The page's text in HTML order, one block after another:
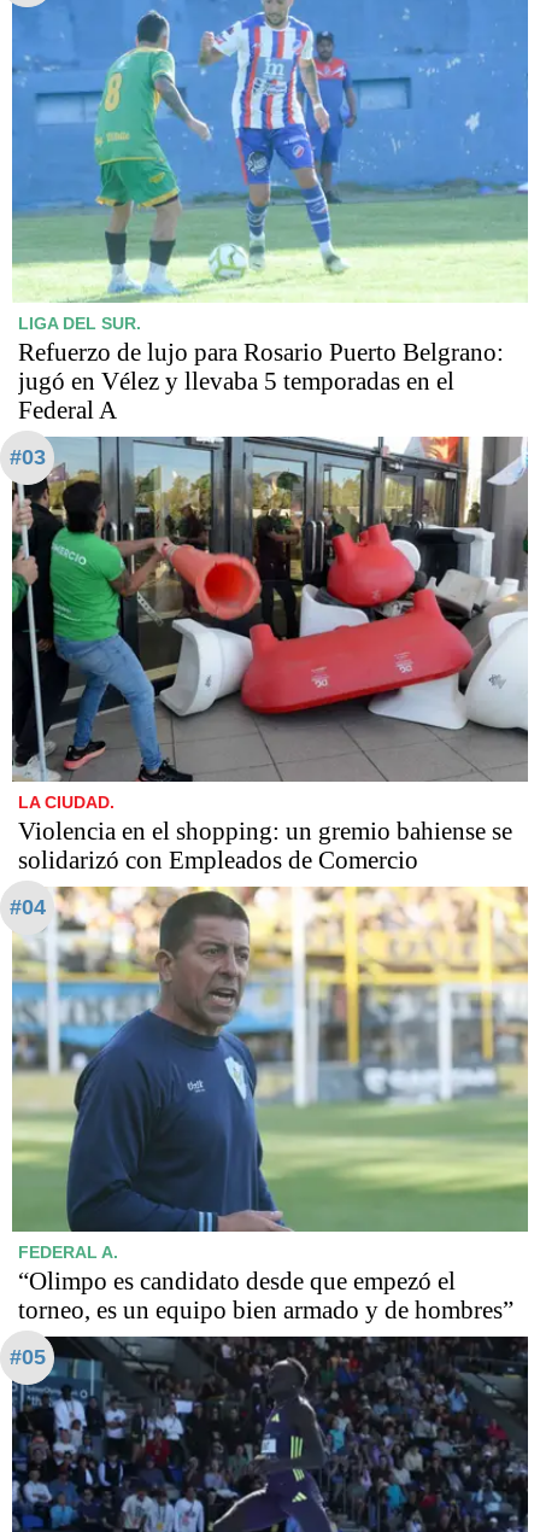
LIGA DEL SUR.
Refuerzo de lujo para Rosario Puerto Belgrano:
jugó en Vélez y llevaba 5 temporadas en el
Federal A
#03
LA CIUDAD.
Violencia en el shopping: un gremio bahiense se
solidarizó con Empleados de Comercio
#04
FEDERAL A.
“Olimpo es candidato desde que empezó el
torneo, es un equipo bien armado y de hombres”
#05